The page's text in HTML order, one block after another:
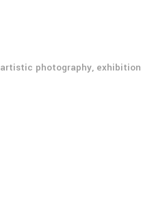
artistic photography, exhibition